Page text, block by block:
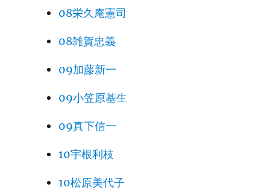
08栄久庵憲司
08雑賀忠義
09加藤新一
09小笠原基生
09真下信一
10宇根利枝
10松原美代子